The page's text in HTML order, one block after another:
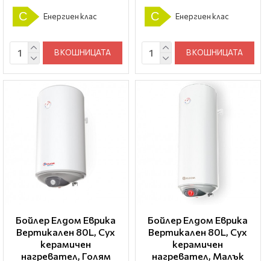
C Енергиен клас
В КОШНИЦАТА
C Енергиен клас
В КОШНИЦАТА
Бойлер Елдом Еврика
Вертикален 80L, Сух
керамичен
нагревател, Голям
Бойлер Елдом Еврика
Вертикален 80L, Сух
керамичен
нагревател, Малък